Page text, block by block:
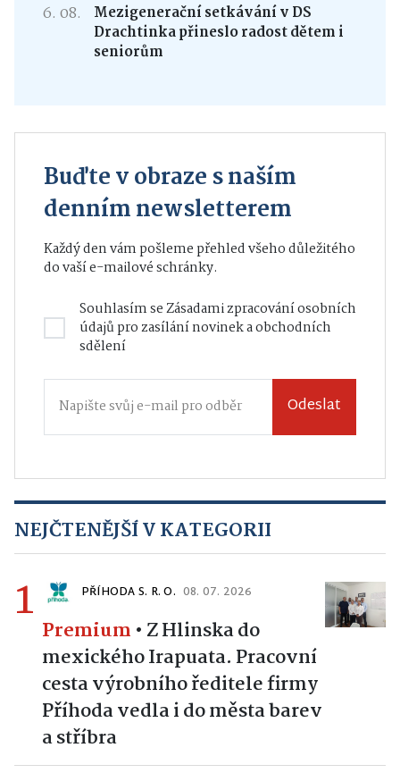
6. 08.
Mezigenerační setkávání v DS
Drachtinka přineslo radost dětem i
seniorům
Buďte v obraze s naším
denním newsletterem
Každý den vám pošleme přehled všeho důležitého
do vaší e-mailové schránky.
Souhlasím seZásadami zpracování osobních
údajůpro zasílání novinek a obchodních
sdělení
Odeslat
NEJČTENĚJŠÍ V KATEGORII
1 PŘÍHODA S. R. O. 08. 07. 2026
Premium • Z Hlinska do
mexického Irapuata. Pracovní
cesta výrobního ředitele firmy
Příhoda vedla i do města barev
a stříbra